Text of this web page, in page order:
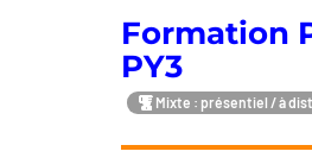
Formation
PY3
Mixte : présentiel / à